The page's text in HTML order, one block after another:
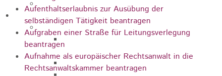
Stadtarchiv
Bauen / Wirtschaft
Allgemein
Energiegenossenschaft Rosenstein
IHK Ostwürttemberg
Aufenthaltserlaubnis zur Ausübung der
selbständigen Tätigkeit beantragen
Aufgraben einer Straße für Leitungsverlegung
beantragen
Aufnahme als europäischer Rechtsanwalt in die
Rechtsanwaltskammer beantragen